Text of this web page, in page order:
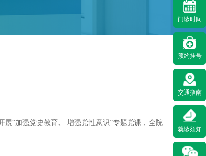
“加强党史教育、 增强党性意识”专题党课，全院
门诊时间
预约挂号
交通指南
就诊须知